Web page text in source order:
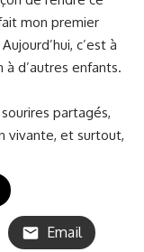
fait mon premier
c’est à
d’autres enfants.
partagés,
vivante, et surtout,
Email